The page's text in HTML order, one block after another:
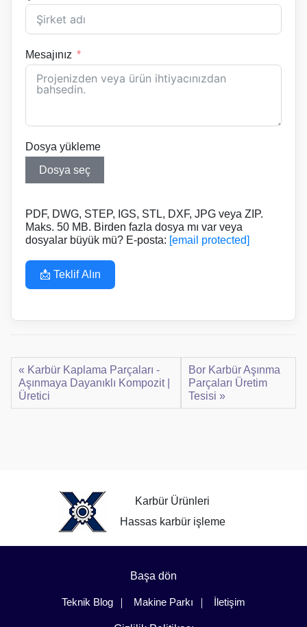
Mesajınız
Dosya yükleme
Dosya seç
PDF, DWG, STEP, IGS, STL, DXF, JPG veya ZIP.
Maks. 50 MB. Birden fazla dosya mı var veya
dosyalar büyük mü? E-posta: [email protected]
📩 Teklif Alın
« Karbür Kaplama Parçaları -
Aşınmaya Dayanıklı Kompozit |
Üretici
Bor Karbür Aşınma
Parçaları Üretim
Tesisi »
Karbür Ürünleri
Hassas karbür işleme
Başa dön
Teknik Blog Makine Parkı İletişim